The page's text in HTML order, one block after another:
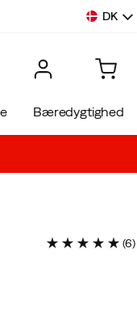
DK
Bæredygtighed
(6)